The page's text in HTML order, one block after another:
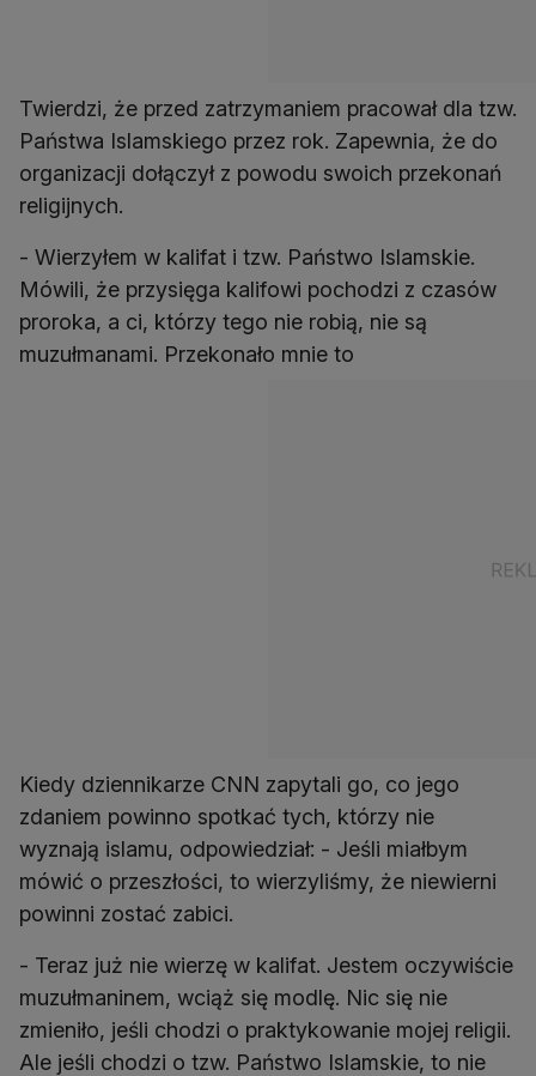
Twierdzi, że przed zatrzymaniem pracował dla tzw.
Państwa Islamskiego przez rok. Zapewnia, że do
organizacji dołączył z powodu swoich przekonań
religijnych.
- Wierzyłem w kalifat i tzw. Państwo Islamskie.
Mówili, że przysięga kalifowi pochodzi z czasów
proroka, a ci, którzy tego nie robią, nie są
muzułmanami. Przekonało mnie to
Kiedy dziennikarze CNN zapytali go, co jego
zdaniem powinno spotkać tych, którzy nie
wyznają islamu, odpowiedział: - Jeśli miałbym
mówić o przeszłości, to wierzyliśmy, że niewierni
powinni zostać zabici.
- Teraz już nie wierzę w kalifat. Jestem oczywiście
muzułmaninem, wciąż się modlę. Nic się nie
zmieniło, jeśli chodzi o praktykowanie mojej religii.
Ale jeśli chodzi o tzw. Państwo Islamskie, to nie